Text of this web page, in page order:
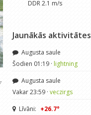
DDR 2.1 m/s
Jaunākās aktivitātes
Augusta saule
Šodien 01:19 · lightning
Augusta saule
Vakar 23:59 · veczirgs
Līvāni: +26.7°